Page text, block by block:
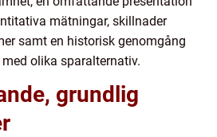
mätningar, skillnader
samt en historisk genomgång
olika sparalternativ.
grundlig